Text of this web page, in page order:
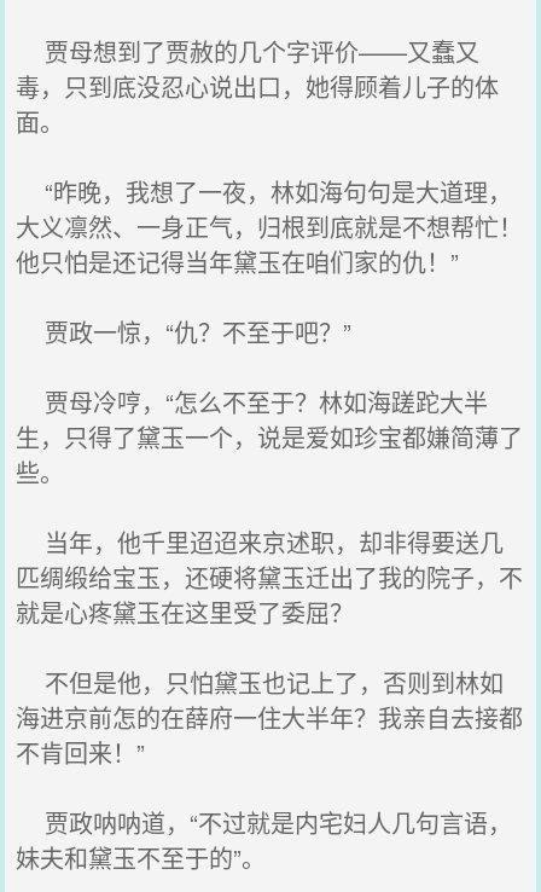
贾母想到了贾赦的几个字评价——又蠢又
毒，只到底没忍心说出口，她得顾着儿子的体
面。
“昨晚，我想了一夜，林如海句句是大道理，
大义凛然、一身正气，归根到底就是不想帮忙！
他只怕是还记得当年黛玉在咱们家的仇！”
贾政一惊，“仇？不至于吧？”
贾母冷哼，“怎么不至于？林如海蹉跎大半
生，只得了黛玉一个，说是爱如珍宝都嫌简薄了
些。
当年，他千里迢迢来京述职，却非得要送几
匹绸缎给宝玉，还硬将黛玉迁出了我的院子，不
就是心疼黛玉在这里受了委屈？
不但是他，只怕黛玉也记上了，否则到林如
海进京前怎的在薛府一住大半年？我亲自去接都
不肯回来！”
贾政呐呐道，“不过就是内宅妇人几句言语，
妹夫和黛玉不至于的”。